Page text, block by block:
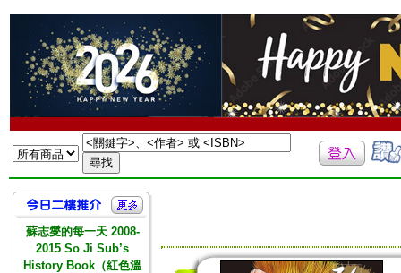
蘇志燮的每一天 2008-
2015 So Ji Sub’s
History Book（紅色溫